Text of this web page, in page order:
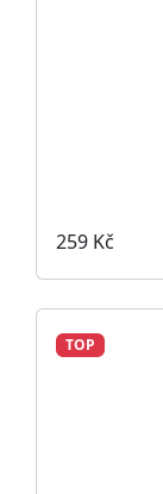
259 Kč
TOP